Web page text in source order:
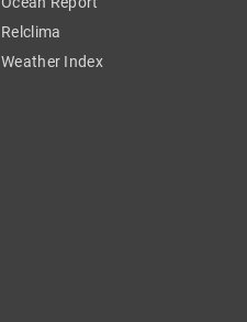
Relclima
Weather Index